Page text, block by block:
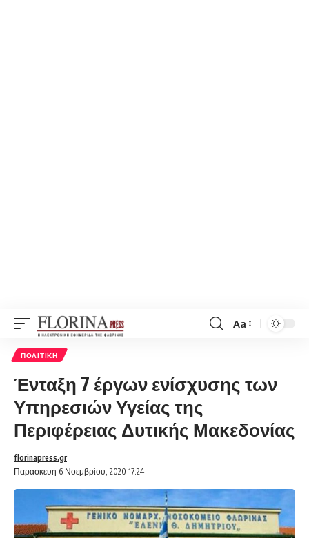
Font
Aa
ΠΟΛΙΤΙΚΉ
Ένταξη 7 έργων ενίσχυσης των
Υπηρεσιών Υγείας της
Περιφέρειας Δυτικής Μακεδονίας
Παρασκευή 6 Νοεμβρίου, 2020 17:24
florinapress.gr